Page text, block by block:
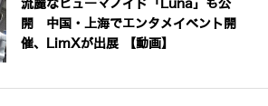
流麗なヒューマノイド「Luna」も公
開 中国・上海でエンタメイベント開
催、LimXが出展 【動画】